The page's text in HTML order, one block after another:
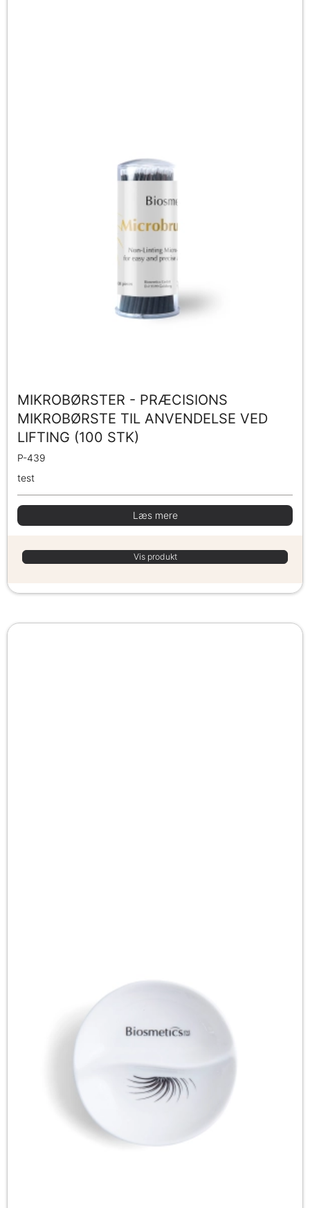
MIKROBØRSTER - PRÆCISIONS
MIKROBØRSTE TIL ANVENDELSE VED
LIFTING (100 STK)
P-439
test
Læs mere
Vis produkt